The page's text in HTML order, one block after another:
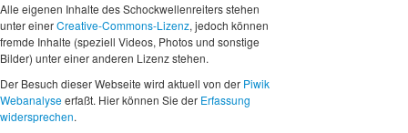
Alle eigenen Inhalte des Schockwellenreiters stehen
unter einerCreative-Commons-Lizenz, jedoch können
fremde Inhalte (speziell Videos, Photos und sonstige
Bilder) unter einer anderen Lizenz stehen.
Der Besuch dieser Webseite wird aktuell von der Piwik
Webanalyseerfaßt. Hier können Sie der Erfassung
widersprechen.